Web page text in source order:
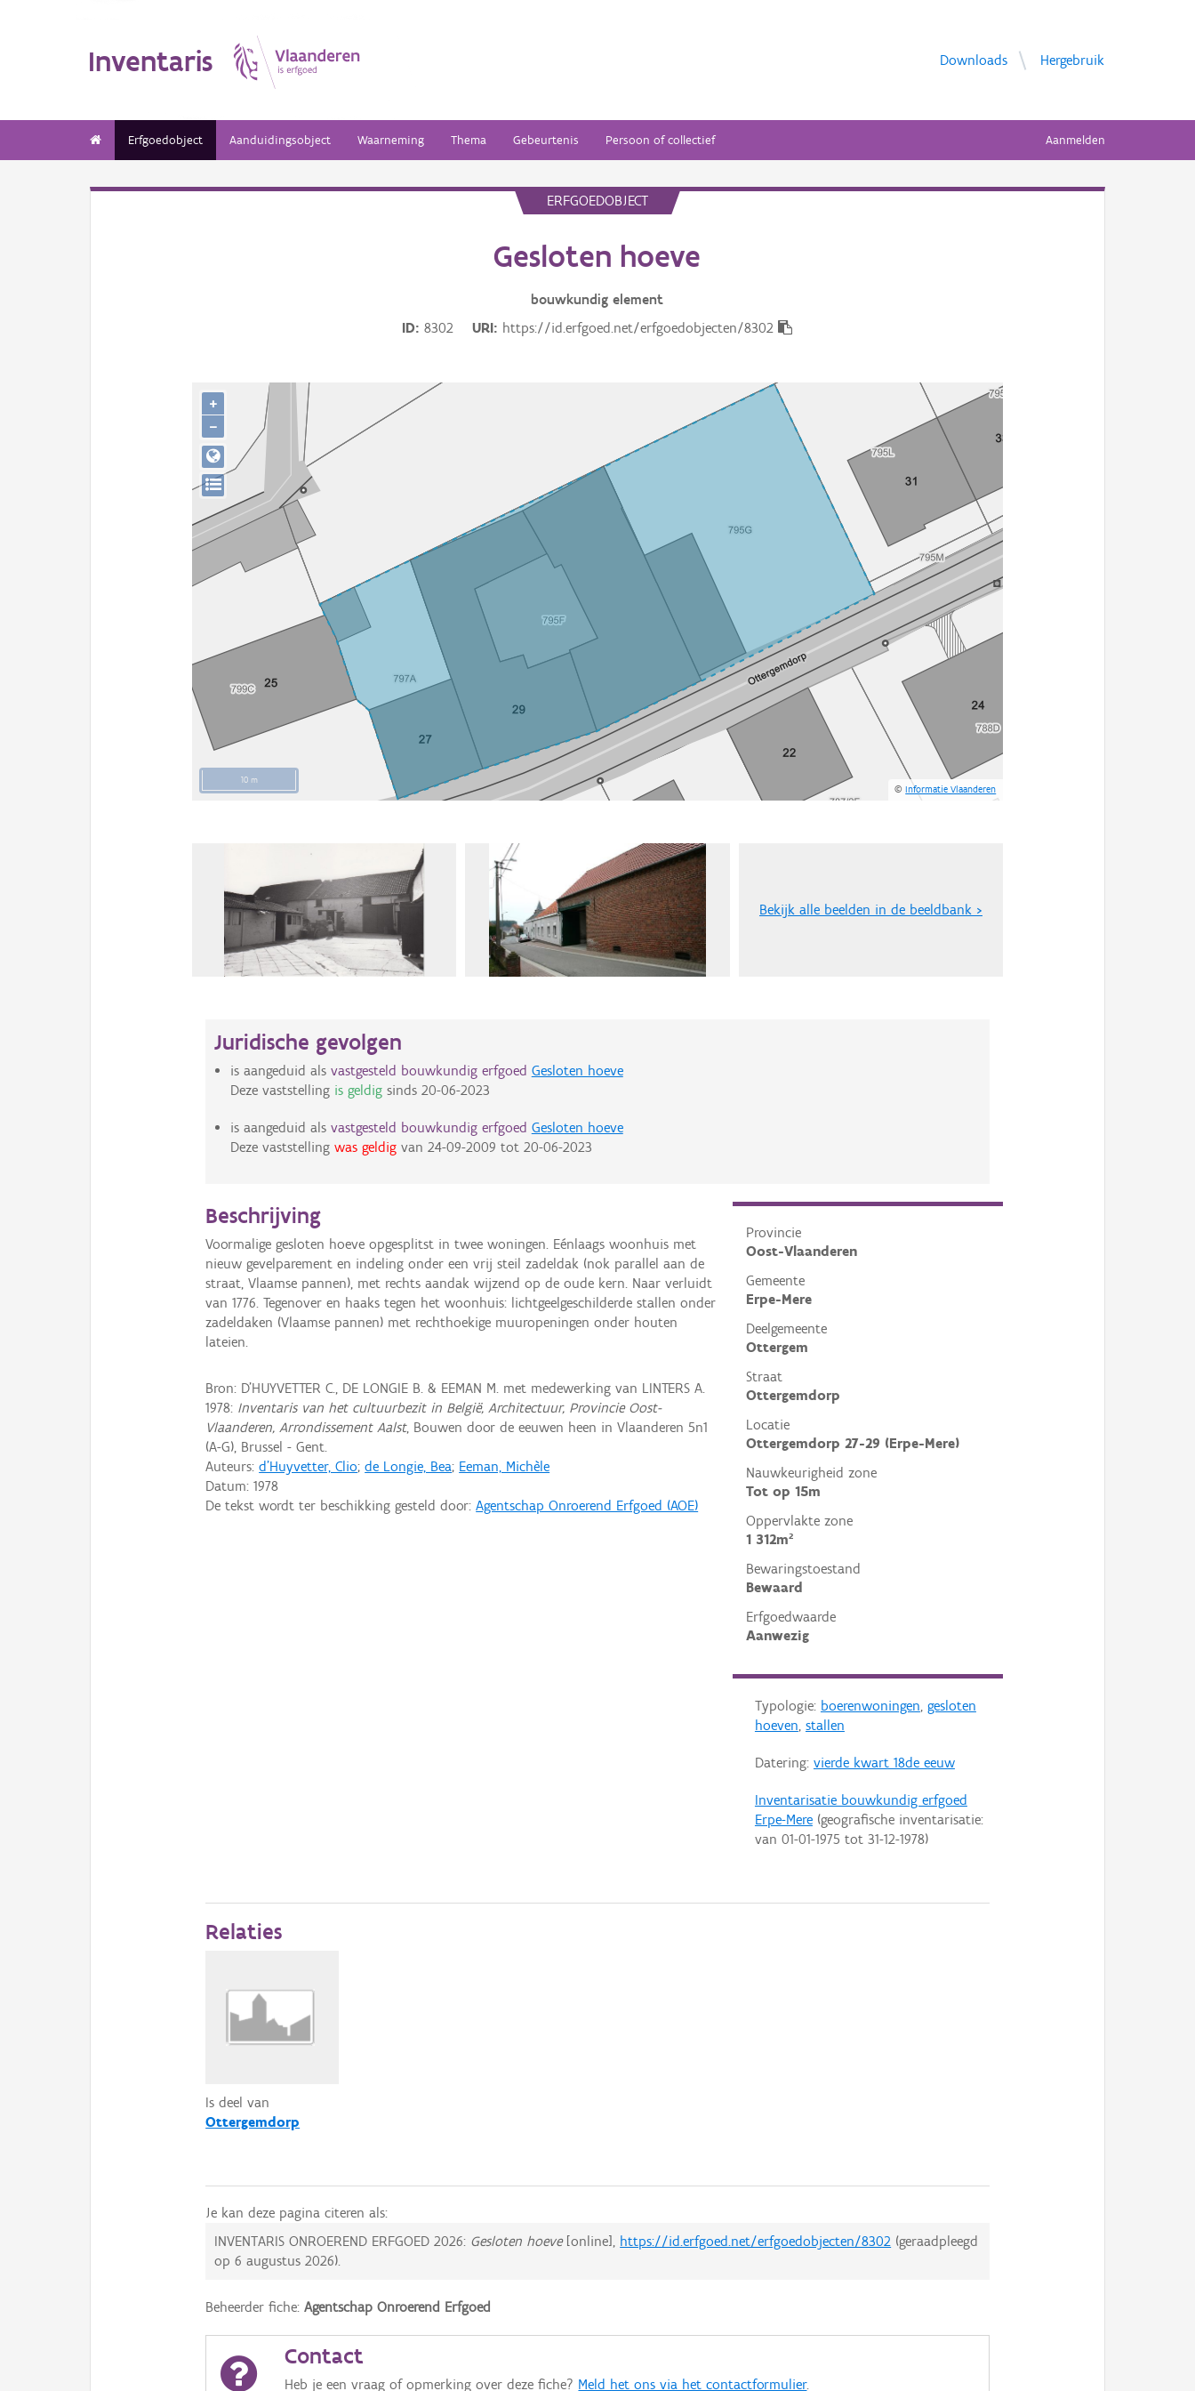
Inventaris Downloads Hergebruik
Erfgoedobject Aanduidingsobject Waarneming Thema Gebeurtenis Persoon of collectief Aanmelden
ERFGOEDOBJECT
Gesloten hoeve
bouwkundig element
ID
8302 URI https://id.erfgoed.net/erfgoedobjecten/8302
10 m
©Informatie Vlaanderen
+
−
Bekijk alle beelden in de beeldbank >
Juridische gevolgen
is aangeduid als vastgesteld bouwkundig erfgoed Gesloten hoeve
Deze vaststelling is geldigsinds 20-06-2023
is aangeduid als vastgesteld bouwkundig erfgoed Gesloten hoeve
Deze vaststelling was geldigvan 24-09-2009 tot 20-06-2023
Provincie
Oost-Vlaanderen
Gemeente
Erpe-Mere
Deelgemeente
Ottergem
Straat
Ottergemdorp
Locatie
Ottergemdorp 27-29 (Erpe-Mere)
Nauwkeurigheid zone
Tot op 15m
Oppervlakte zone
1 312m²
Bewaringstoestand
Bewaard
Erfgoedwaarde
Aanwezig
Typologie: boerenwoningen, gesloten
hoeven, stallen
Datering: vierde kwart 18de eeuw
Inventarisatie bouwkundig erfgoed
Erpe-Mere(geografische inventarisatie:
van 01-01-1975 tot 31-12-1978)
Beschrijving
Voormalige gesloten hoeve opgesplitst in twee woningen. Eénlaags woonhuis met
nieuw gevelparement en indeling onder een vrij steil zadeldak (nok parallel aan de
straat, Vlaamse pannen), met rechts aandak wijzend op de oude kern. Naar verluidt
van 1776. Tegenover en haaks tegen het woonhuis: lichtgeelgeschilderde stallen onder
zadeldaken (Vlaamse pannen) met rechthoekige muuropeningen onder houten
lateien.
Bron: D'HUYVETTER C., DE LONGIE B. & EEMAN M. met medewerking van LINTERS A.
1978: Inventaris van het cultuurbezit in België, Architectuur, Provincie Oost-
Vlaanderen, Arrondissement Aalst, Bouwen door de eeuwen heen in Vlaanderen 5n1
(A-G), Brussel - Gent.
Auteurs:d'Huyvetter, Clio;de Longie, Bea; Eeman, Michèle
Datum:1978
De tekst wordt ter beschikking gesteld door:Agentschap Onroerend Erfgoed (AOE)
Relaties
Is deel van
Ottergemdorp
Je kan deze pagina citeren als:
INVENTARIS ONROEREND ERFGOED 2026: Gesloten hoeve[online], https://id.erfgoed.net/erfgoedobjecten/8302 (geraadpleegd
op6 augustus 2026).
Beheerder fiche:Agentschap Onroerend Erfgoed
Contact
Heb je een vraag of opmerking over deze fiche? Meld het ons via het contactformulier.